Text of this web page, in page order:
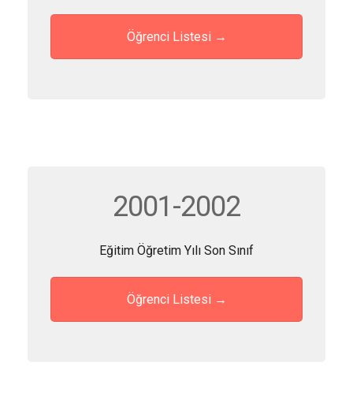
Öğrenci Listesi →
2001-2002
Eğitim Öğretim Yılı Son Sınıf
Öğrenci Listesi →